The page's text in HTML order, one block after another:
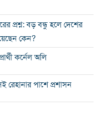
প্রশ্ন: বড় বন্ধু হলে দেশের
কেন?
কর্নেল অলি
রেহানার পাশে প্রশাসন